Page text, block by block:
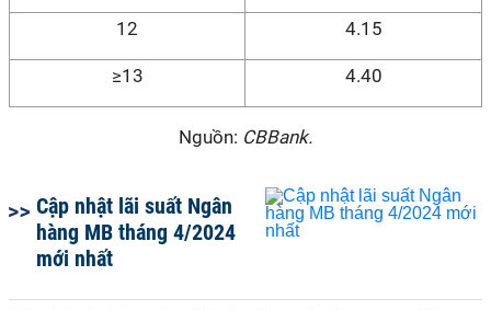
12 4.15
≥13 4.40
Nguồn: CBBank.
Cập nhật lãi suất Ngân
hàng MB tháng 4/2024
mới nhất